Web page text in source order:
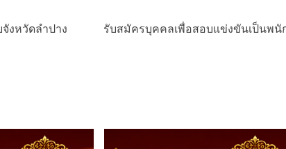
งหวัดลำปาง
รับสมัครบุคคลเพื่อสอบแข่งขันเป็นพนั